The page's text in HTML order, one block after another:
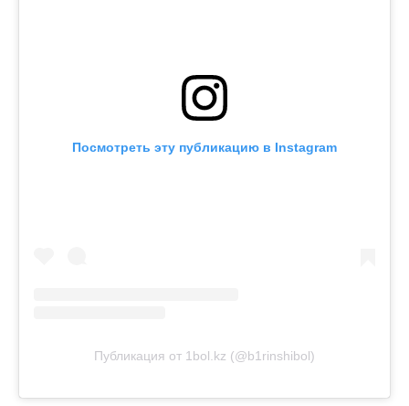
Посмотреть эту публикацию в Instagram
Публикация от 1bol.kz (@b1rinshibol)